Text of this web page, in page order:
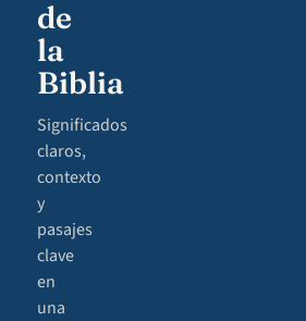
de
la
Biblia
Significados
claros,
contexto
y
pasajes
clave
en
una